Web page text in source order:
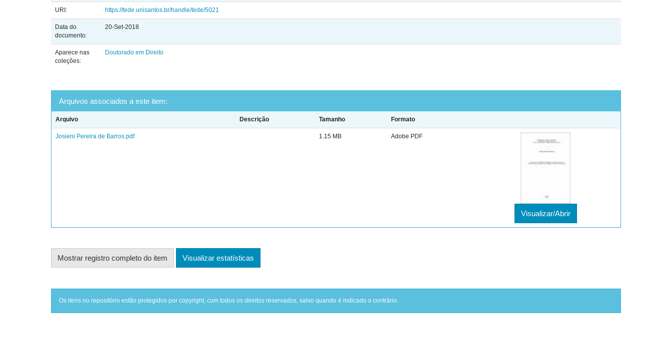
URI: https://tede.unisantos.br/handle/tede/5021
Data do
documento:
20-Set-2018
Aparece nas
coleções:
Doutorado em Direito
Arquivos associados a este item:
Arquivo Descrição Tamanho Formato
Josieni Pereira de Barros.pdf 1.15 MB Adobe PDF
Visualizar/Abrir
Mostrar registro completo do item Visualizar estatísticas
Os itens no repositório estão protegidos por copyright, com todos os direitos reservados, salvo quando é indicado o contrário.